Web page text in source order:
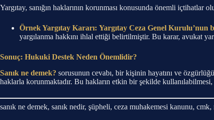
Yargıtay, sanığın haklarının korunması konusunda önemli içtihatlar
Örnek Yargıtay Kararı: Yargıtay Ceza Genel Kurulu’nun
yargılanma hakkını ihlal ettiği belirtilmiştir. Bu karar, avukat
Sonuç: Hukuki Destek Neden Önemlidir?
Sanık ne demek? sorusunun cevabı, bir kişinin hayatını ve
haklarla korunmaktadır. Bu hakların etkin bir şekilde
sanık ne demek, sanık nedir, şüpheli, ceza muhakemesi kanunu,